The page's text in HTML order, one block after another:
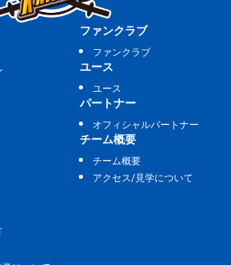
ファンクラブ
ファンクラブ
ユース
ユース
パートナー
オフィシャルパートナー
チーム概要
チーム概要
アクセス/見学について